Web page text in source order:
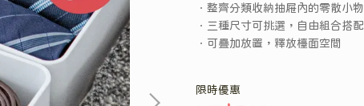
．整齊分類收納抽屜內的零散小物
．三種尺寸可挑選，自由組合搭配
．可疊加放置，釋放檯面空間
限時優惠